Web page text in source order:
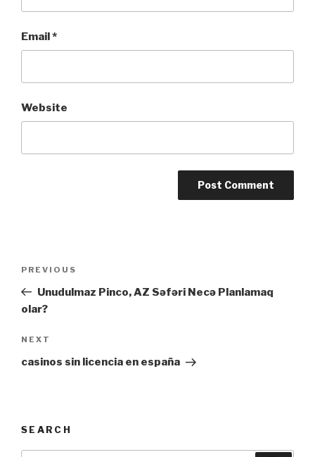
Email*
Website
Previous
Post
PREVIOUS
Unudulmaz Pinco, AZ Səfəri Necə Planlamaq
olar?
Next
Post
NEXT
casinos sin licencia en españa
SEARCH